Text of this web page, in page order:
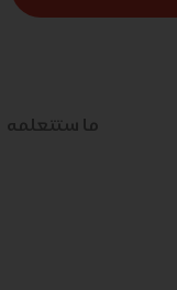
ما ستتعلمه